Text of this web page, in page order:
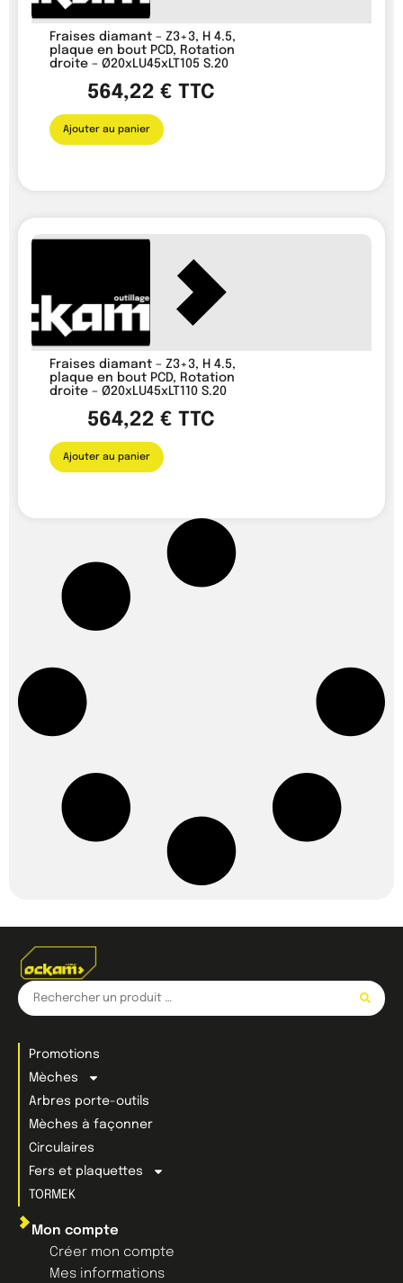
Fraises diamant – Z3+3, H 4.5,
plaque en bout PCD, Rotation
droite – Ø20xLU45xLT105 S.20
564,22 € TTC
Ajouter au panier
Fraises diamant – Z3+3, H 4.5,
plaque en bout PCD, Rotation
droite – Ø20xLU45xLT110 S.20
564,22 € TTC
Ajouter au panier
Promotions
Mèches
Arbres porte-outils
Mèches à façonner
Circulaires
Fers et plaquettes
TORMEK
Mon compte
Créer mon compte
Mes informations